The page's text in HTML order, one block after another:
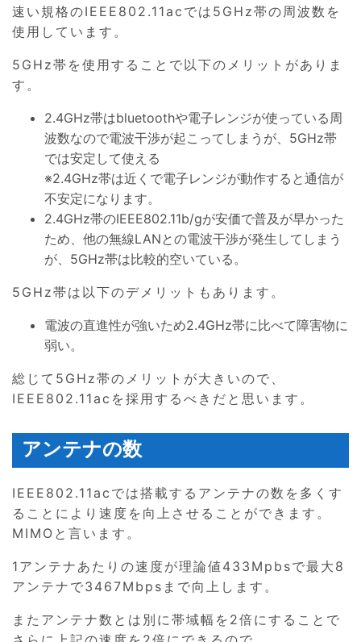
速い規格のIEEE802.11acでは5GHz帯の周波数を
使用しています。
5GHz帯を使用することで以下のメリットがありま
す。
2.4GHz帯はbluetoothや電子レンジが使っている周
波数なので電波干渉が起こってしまうが、5GHz帯
では安定して使える
※2.4GHz帯は近くで電子レンジが動作すると通信が
不安定になります。
2.4GHz帯のIEEE802.11b/gが安価で普及が早かった
ため、他の無線LANとの電波干渉が発生してしまう
が、5GHz帯は比較的空いている。
5GHz帯は以下のデメリットもあります。
電波の直進性が強いため2.4GHz帯に比べて障害物に
弱い。
総じて5GHz帯のメリットが大きいので、
IEEE802.11acを採用するべきだと思います。
アンテナの数
IEEE802.11acでは搭載するアンテナの数を多くす
ることにより速度を向上させることができます。
MIMOと言います。
1アンテナあたりの速度が理論値433Mpbsで最大8
アンテナで3467Mbpsまで向上します。
またアンテナ数とは別に帯域幅を2倍にすることで